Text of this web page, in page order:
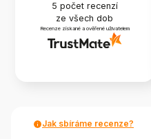
5 počet recenzí
ze všech dob
Recenze získané a ověřené uživatelem
Jak sbíráme recenze?